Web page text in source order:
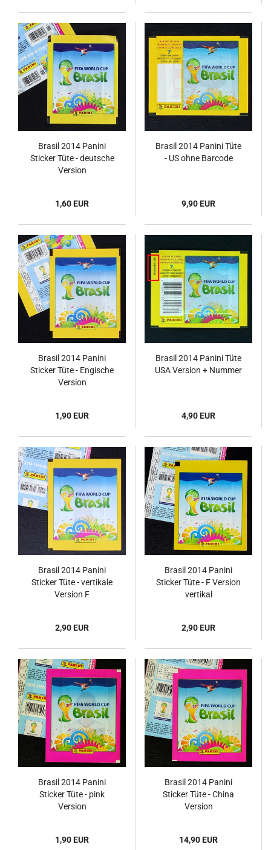
Brasil 2014 Panini
Sticker Tüte - deutsche
Version
1,60 EUR
Brasil 2014 Panini Tüte
- US ohne Barcode
9,90 EUR
Brasil 2014 Panini
Sticker Tüte - Engische
Version
1,90 EUR
Brasil 2014 Panini Tüte
USA Version + Nummer
4,90 EUR
Brasil 2014 Panini
Sticker Tüte - vertikale
Version F
2,90 EUR
Brasil 2014 Panini
Sticker Tüte - F Version
vertikal
2,90 EUR
Brasil 2014 Panini
Sticker Tüte - pink
Version
1,90 EUR
Brasil 2014 Panini
Sticker Tüte - China
Version
14,90 EUR